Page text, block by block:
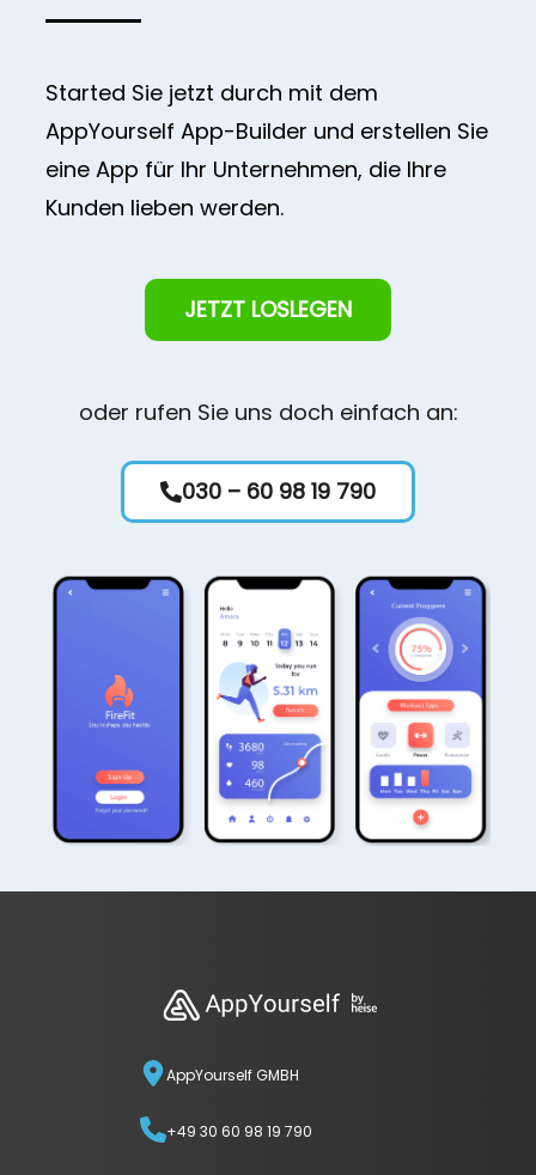
Started Sie jetzt durch mit dem
AppYourself App-Builder und erstellen Sie
eine App für Ihr Unternehmen, die Ihre
Kunden lieben werden.
JETZT LOSLEGEN
oder rufen Sie uns doch einfach an:
030 – 60 98 19 790
AppYourself GMBH
+49 30 60 98 19 790